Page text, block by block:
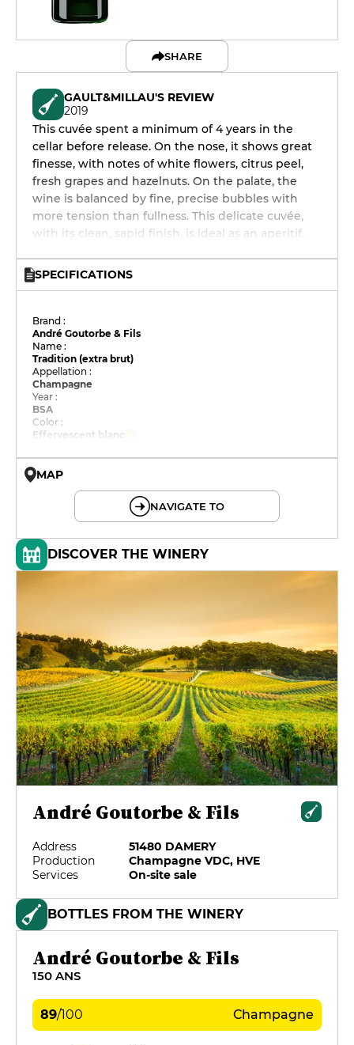
SHARE
GAULT&MILLAU'S REVIEW
2019
This cuvée spent a minimum of 4 years in the
cellar before release. On the nose, it shows great
finesse, with notes of white flowers, citrus peel,
fresh grapes and hazelnuts. On the palate, the
wine is balanced by fine, precise bubbles with
more tension than fullness. This delicate cuvée,
with its clean, sapid finish, is ideal as an aperitif.
SPECIFICATIONS
Brand :
André Goutorbe & Fils
Name :
Tradition (extra brut)
Appellation :
Champagne
Year :
BSA
Color :
Effervescent blanc
MAP
NAVIGATE TO
DISCOVER THE WINERY
André Goutorbe & Fils
Address
51480 DAMERY
Production
Champagne VDC, HVE
Services
On-site sale
BOTTLES FROM THE WINERY
André Goutorbe & Fils
150 ANS
89/100 Champagne